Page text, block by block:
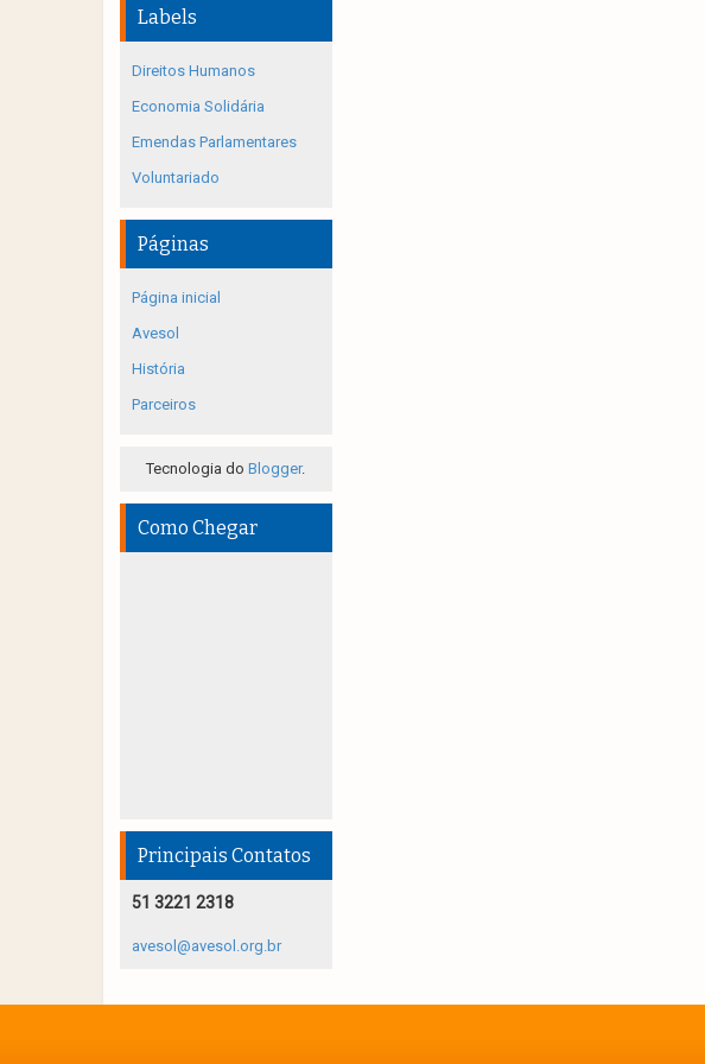
Labels
Direitos Humanos
Economia Solidária
Emendas Parlamentares
Voluntariado
Páginas
Página inicial
Avesol
História
Parceiros
Tecnologia doBlogger.
Como Chegar
Principais Contatos
51 3221 2318
avesol@avesol.org.br